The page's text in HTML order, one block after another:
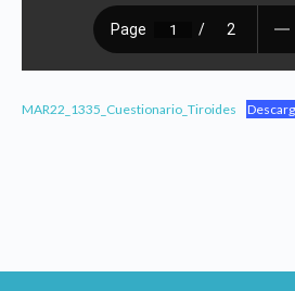
MAR22_1335_Cuestionario_Tiroides